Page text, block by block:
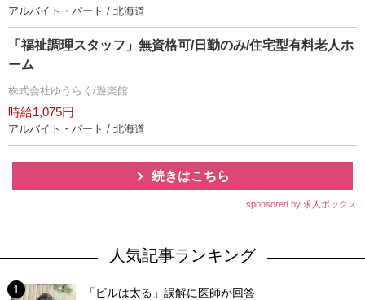
アルバイト・パート / 北海道
「福祉調理スタッフ」無資格可/日勤のみ/住宅型有料老人ホ
ーム
株式会社ゆうらく/遊楽館
時給1,075円
アルバイト・パート / 北海道
続きはこちら
sponsored by 求人ボックス
人気記事ランキング
「ピルは太る」誤解に医師が回答